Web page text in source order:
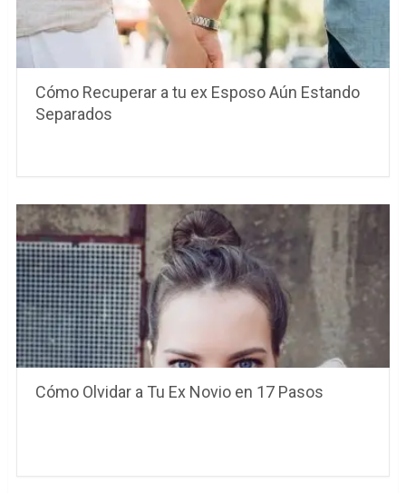
Cómo Recuperar a tu ex Esposo Aún Estando
Separados
Cómo Olvidar a Tu Ex Novio en 17 Pasos